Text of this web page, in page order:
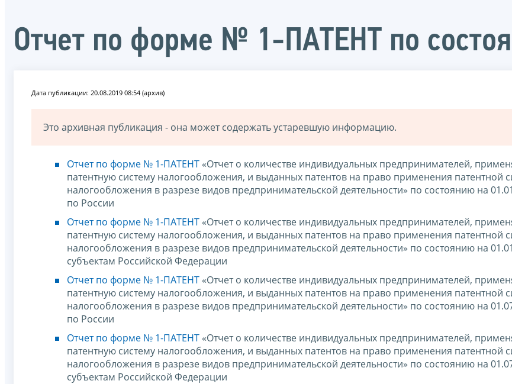
Oтчет по форме № 1-ПАТЕНТ по
Дата публикации: 20.08.2019 08:54 (архив)
Это архивная публикация - она может содержать устаревшую информацию.
Отчет по форме № 1-ПАТЕНТ «Отчет о количестве индивидуальных предпринимателей,
патентную систему налогообложения, и выданных патентов на право применения патентной
налогообложения в разрезе видов предпринимательской деятельности» по состоянию на
по России
Отчет по форме № 1-ПАТЕНТ «Отчет о количестве индивидуальных предпринимателей,
патентную систему налогообложения, и выданных патентов на право применения патентной
налогообложения в разрезе видов предпринимательской деятельности» по состоянию на
субъектам Российской Федерации
Отчет по форме № 1-ПАТЕНТ «Отчет о количестве индивидуальных предпринимателей,
патентную систему налогообложения, и выданных патентов на право применения патентной
налогообложения в разрезе видов предпринимательской деятельности» по состоянию на
по России
Отчет по форме № 1-ПАТЕНТ «Отчет о количестве индивидуальных предпринимателей,
патентную систему налогообложения, и выданных патентов на право применения патентной
налогообложения в разрезе видов предпринимательской деятельности» по состоянию на
субъектам Российской Федерации